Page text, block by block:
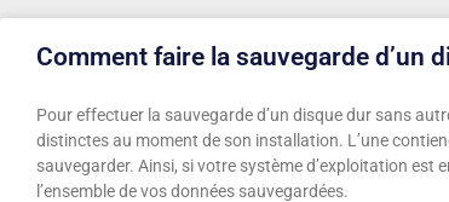
Comment faire la sauvegarde d’un
Pour effectuer la sauvegarde d’un disque dur sans
distinctes au moment de son installation. L’une
sauvegarder. Ainsi, si votre système d’exploitation est
l’ensemble de vos données sauvegardées.